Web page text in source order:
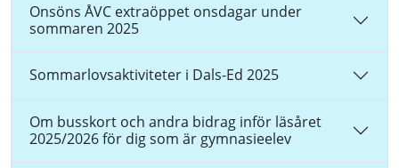
Onsöns ÅVC extraöppet onsdagar under
sommaren 2025
Sommarlovsaktiviteter i Dals-Ed 2025
Om busskort och andra bidrag inför läsåret
2025/2026 för dig som är gymnasieelev